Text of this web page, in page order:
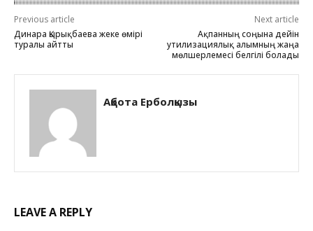
Previous article
Динара Қырықбаева жеке өмірі
туралы айтты
Next article
Ақпанның соңына дейін
утилизациялық алымның жаңа
мөлшерлемесі белгілі болады
Ақбота Ерболқызы
LEAVE A REPLY